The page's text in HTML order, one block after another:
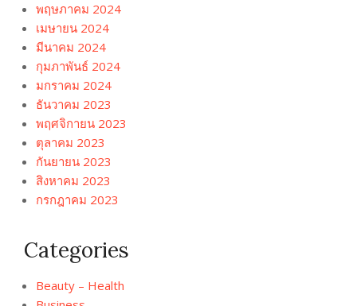
พฤษภาคม 2024
เมษายน 2024
มีนาคม 2024
กุมภาพันธ์ 2024
มกราคม 2024
ธันวาคม 2023
พฤศจิกายน 2023
ตุลาคม 2023
กันยายน 2023
สิงหาคม 2023
กรกฎาคม 2023
Categories
Beauty – Health